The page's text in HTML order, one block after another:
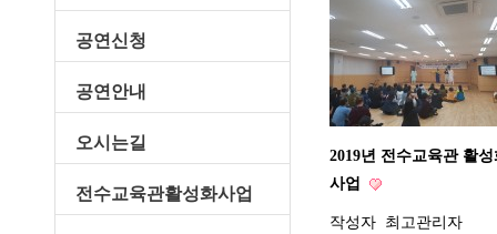
공연신청
공연안내
오시는길
전수교육관활성화사업
2019년 전수교육관 활성
사업
작성자 최고관리자